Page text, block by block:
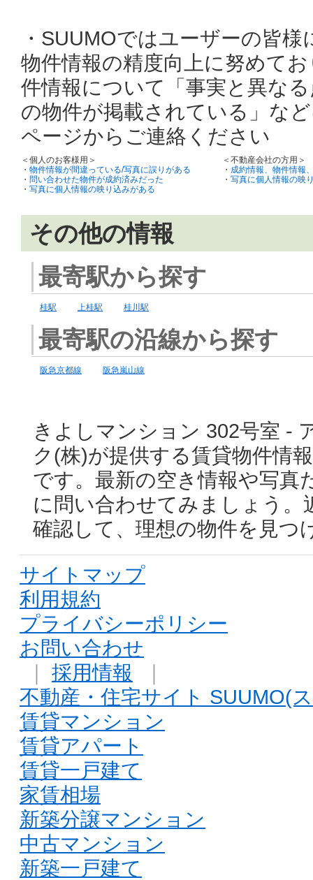
・SUUMOではユーザーの皆
物件情報の精度向上に努めて
件情報について「事実と異な
の物件が掲載されている」な
ページからご連絡ください
＜個人のお客様用＞
・ 物件情報が間違っている/写真に誤りがある
・ 問い合わせた物件が成約済みだった
・ 写真に個人情報の映り込みがある
＜不動産会社の方用＞
・ 成約情報、物件情報
・ 写真に個人情報の映
その他の情報
最寄駅から探す
桂駅 上桂駅 桂川駅
最寄駅の沿線から探す
阪急京都線 阪急嵐山線
きよしマンション 302号室 -
ク(株)が提供する賃貸物件情
です。最新の空き情報や写真
に問い合わせてみましょう
確認して、理想の物件を見つ
サイトマップ
利用規約
プライバシーポリシー
お問い合わせ
｜ 採用情報 ｜
不動産・住宅サイト SUUMO(
賃貸マンション
賃貸アパート
賃貸一戸建て
家賃相場
新築分譲マンション
中古マンション
新築一戸建て